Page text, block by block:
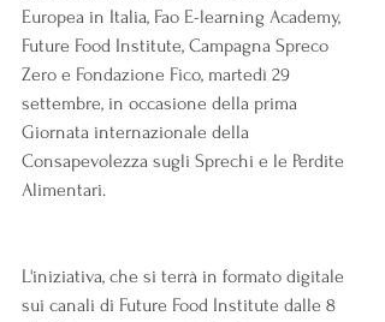
Europea in Italia, Fao E-learning Academy,
Future Food Institute, Campagna Spreco
Zero e Fondazione Fico, martedì 29
settembre, in occasione della prima
Giornata internazionale della
Consapevolezza sugli Sprechi e le Perdite
Alimentari.
L'iniziativa, che si terrà in formato digitale
sui canali di Future Food Institute dalle 8